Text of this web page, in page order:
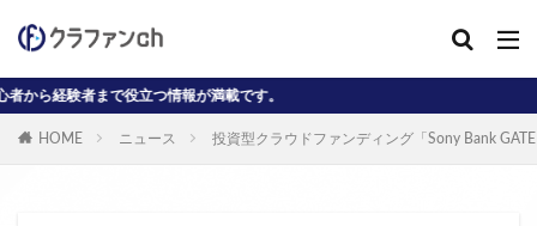
まで役立つ情報が満載です。
HOME ニュース 投資型クラウドファンディング「Sony Bank
カテゴリー